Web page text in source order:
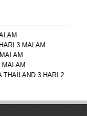
3 MALAM
MALAM
THAILAND 3 HARI 2